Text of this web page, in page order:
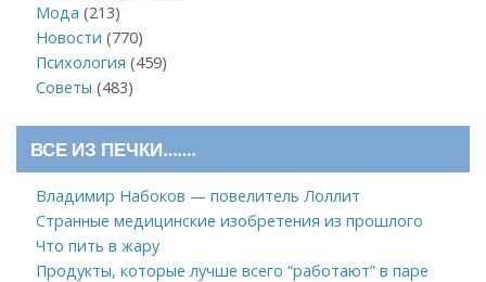
Мода (213)
Новости (770)
Психология (459)
Советы (483)
ВСЕ ИЗ ПЕЧКИ…….
Владимир Набоков — повелитель Лоллит
Странные медицинские изобретения из прошлого
Что пить в жару
Продукты, которые лучше всего “работают” в паре